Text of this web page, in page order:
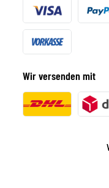
Wir versenden mit